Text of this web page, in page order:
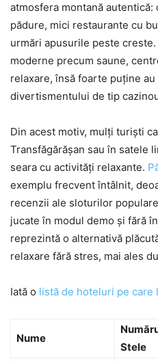
atmosfera montană
pădure, mici restaurante cu
urmări apusurile peste
moderne precum saune,
relaxare, însă foarte puține
divertismentului de tip
Din acest motiv, mulți turiști
Transfăgărășan sau în satele
seara cu activități relaxante.
exemplu frecvent întâlnit,
recenzii ale sloturilor
jucate în modul demo și fără
reprezintă o alternativă
relaxare fără stres, mai ales
Iată o listă de hoteluri pe care
Nume
Stele